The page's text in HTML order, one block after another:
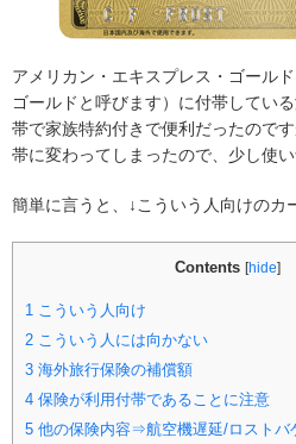
アメリカン・エキスプレス・ゴール
ゴールドと呼びます）に付帯してい
帯で家族特約付きで便利だったので
帯に変わってしまったので、少し使い
簡単に言うと、↓こういう人向けのカ
Contents [hide]
1
こういう人向け
2 こういう人には向かない
3 海外旅行保険の補償額
4 保険が利用付帯であることに注意
5 他の保険内容⇒航空機遅延/ロストバ